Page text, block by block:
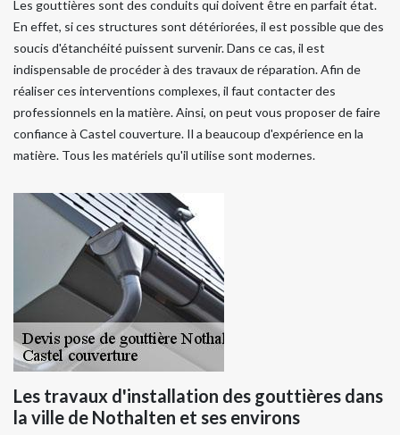
Les gouttières sont des conduits qui doivent être en parfait état.
En effet, si ces structures sont détériorées, il est possible que des
soucis d'étanchéité puissent survenir. Dans ce cas, il est
indispensable de procéder à des travaux de réparation. Afin de
réaliser ces interventions complexes, il faut contacter des
professionnels en la matière. Ainsi, on peut vous proposer de faire
confiance à Castel couverture. Il a beaucoup d'expérience en la
matière. Tous les matériels qu'il utilise sont modernes.
Les travaux d'installation des gouttières dans
la ville de Nothalten et ses environs